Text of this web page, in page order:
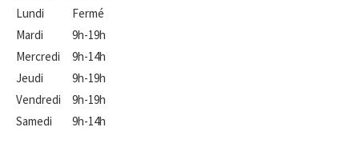
Lundi
Mardi
Mercredi
Jeudi
Vendredi
Samedi
Fermé
9h-19h
9h-14h
9h-19h
9h-19h
9h-14h